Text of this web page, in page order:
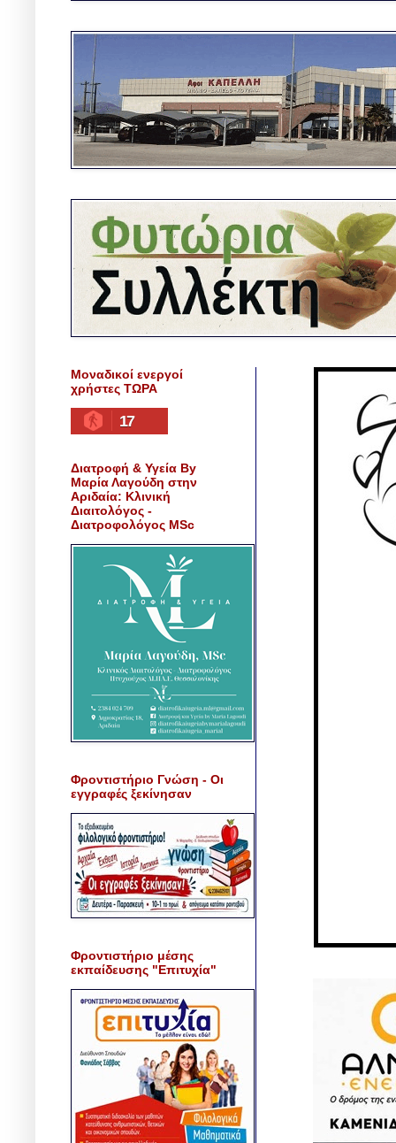
Μοναδικοί ενεργοί
χρήστες ΤΩΡΑ
17
Διατροφή & Υγεία By
Μαρία Λαγούδη στην
Αριδαία: Κλινική
Διαιτολόγος -
Διατροφολόγος MSc
Φροντιστήριο Γνώση - Οι
εγγραφές ξεκίνησαν
Φροντιστήριο μέσης
εκπαίδευσης "Επιτυχία"